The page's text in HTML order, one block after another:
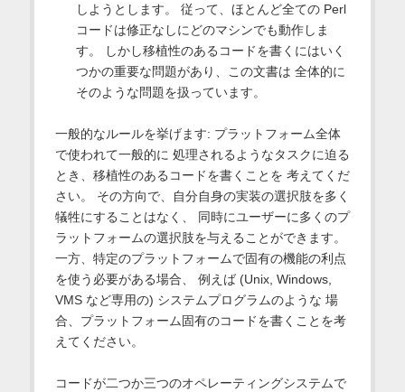
しようとします。 従って、ほとんど全ての Perl
コードは修正なしにどのマシンでも動作しま
す。 しかし移植性のあるコードを書くにはいく
つかの重要な問題があり、この文書は 全体的に
そのような問題を扱っています。
一般的なルールを挙げます: プラットフォーム全体
で使われて一般的に 処理されるようなタスクに迫る
とき、移植性のあるコードを書くことを 考えてくだ
さい。 その方向で、自分自身の実装の選択肢を多く
犠牲にすることはなく、 同時にユーザーに多くのプ
ラットフォームの選択肢を与えることができます。
一方、特定のプラットフォームで固有の機能の利点
を使う必要がある場合、 例えば (Unix, Windows,
VMS など専用の) システムプログラムのような 場
合、プラットフォーム固有のコードを書くことを考
えてください。
コードが二つか三つのオペレーティングシステムで